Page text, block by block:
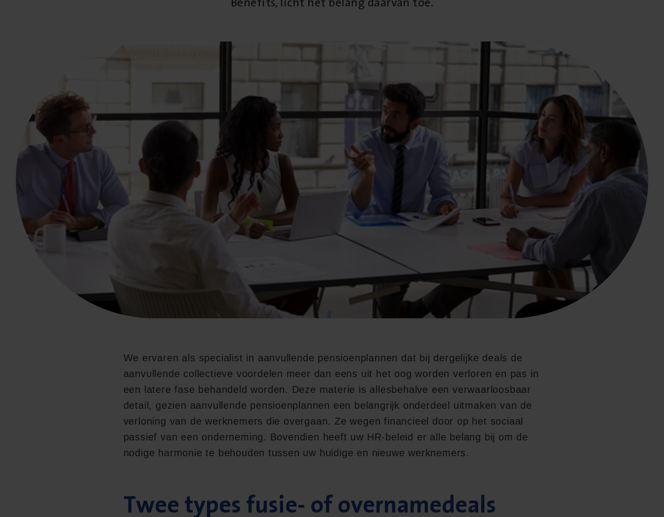
We ervaren als specialist in aanvullende pensioenplannen dat bij dergelijke deals de
aanvullende collectieve voordelen meer dan eens uit het oog worden verloren en pas in
een latere fase behandeld worden. Deze materie is allesbehalve een verwaarloosbaar
detail, gezien aanvullende pensioenplannen een belangrijk onderdeel uitmaken van de
verloning van de werknemers die overgaan. Ze wegen financieel door op het sociaal
passief van een onderneming. Bovendien heeft uw HR-beleid er alle belang bij om de
nodige harmonie te behouden tussen uw huidige en nieuwe werknemers.
Twee types fusie- of overnamedeals